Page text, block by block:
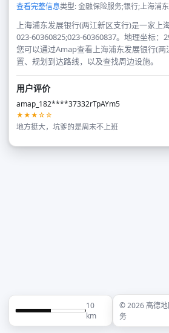
查看完整信息类型: 金融保险服务;银行;上海浦
上海浦东发展银行(两江新区支行)是一家上
023-60360825;023-60360837。地理坐标：
您可以通过Amap查看上海浦东发展银行(
置、规划到达路线，以及查找周边设施。
用户评价
amap_182****37332rTpAYm5
★★★☆☆
地方挺大，坑爹的是周末不上班
10
km
© 2026 高德地
务